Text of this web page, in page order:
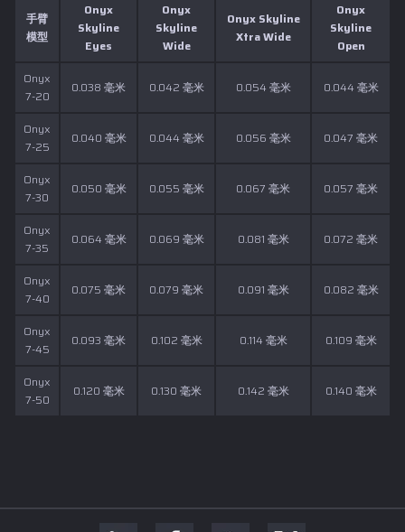
手臂
模型
Onyx
Skyline
Eyes
Onyx
Skyline
Wide
Onyx Skyline
Xtra Wide
Onyx
Skyline
Open
Onyx
7-20
0.038 毫米 0.042 毫米 0.054 毫米 0.044 毫米
Onyx
7-25
0.040 毫米 0.044 毫米 0.056 毫米 0.047 毫米
Onyx
7-30
0.050 毫米 0.055 毫米 0.067 毫米 0.057 毫米
Onyx
7-35
0.064 毫米 0.069 毫米 0.081 毫米 0.072 毫米
Onyx
7-40
0.075 毫米 0.079 毫米 0.091 毫米 0.082 毫米
Onyx
7-45
0.093 毫米 0.102 毫米 0.114 毫米 0.109 毫米
Onyx
7-50
0.120 毫米 0.130 毫米 0.142 毫米 0.140 毫米